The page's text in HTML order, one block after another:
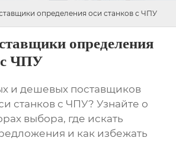
определения оси станков с ЧПУ
определения
с ЧПУ
идешевых поставщиков
станков с ЧПУ? Узнайте о
выбора, где искать
и как избежать